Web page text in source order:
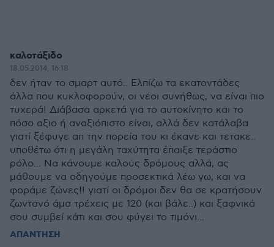
καλοτάξιδο
18.05.2014, 16:18
δεν ήταν το σμαρτ αυτό.. Ελπίζω τα εκατοντάδες
άλλα που κυκλοφορούν, οι νέοι συνήθως, να είναι πιο
τυχερά! Διάβασα αρκετά για το αυτοκίνητο και το
πόσο αξιο ή αναξιόπιστο είναι, αλλά δεν κατάλαβα
γιατί ξέφυγε απ την πορεία του κι έκανε και τετακε..
υποθέτω ότι η μεγάλη ταχύτητα έπαιξε τεράστιο
ρόλο... Να κάνουμε καλούς δρόμους αλλά, ας
μάθουμε να οδηγούμε προσεκτικά λέω γω, και να
φοράμε ζώνες!! γιατί οι δρόμοι δεν θα σε κρατήσουν
ζωντανό άμα τρέχεις με 120 (και βάλε..) και ξαφνικά
σου συμβεί κάτι και σου φύγει το τιμόνι...
ΑΠΑΝΤΗΣΗ